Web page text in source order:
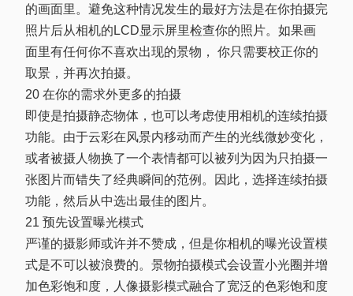
的画面里。避免这种情况发生的最好方法是在你拍摄完
照片后从相机的LCD显示屏里检查你的照片。如果画
面里有任何你不喜欢出现的景物， 你只需要校正你的
取景，并再次拍摄。
20 在你的需求外更多的拍摄
即使是拍摄静态物体，也可以考虑使用相机的连续拍摄
功能。由于云彩在风景内移动而产生的光线微妙变化，
或者被摄人物换了一个表情都可以被列为因为只拍摄一
张图片而错失了经典瞬间的范例。因此，选择连续拍摄
功能，然后从中选出最佳的图片。
21 预先设置曝光模式
严谨的摄影师或许并不赞成，但是你相机的曝光设置模
式是不可以被浪费的。景物拍摄模式会设置小光圈并增
加色彩饱和度，人像摄影模式融合了宽泛的色彩饱和度